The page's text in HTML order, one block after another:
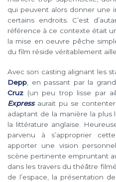
qui peuvent alors donner une
certains endroits. C’est
référence à ce contexte était
la mise en oeuvre pêche
du film réside véritablement
Avec son casting alignant les
Depp , en passant par la
Cruz (un peu trop lisse par
Express aurait pu se
adaptant de la manière la plus
la littérature anglaise.
parvenu à s’approprier
apporter une vision
scène pertinente empruntant
dans les travers du théâtre
de l’espace, la présentation